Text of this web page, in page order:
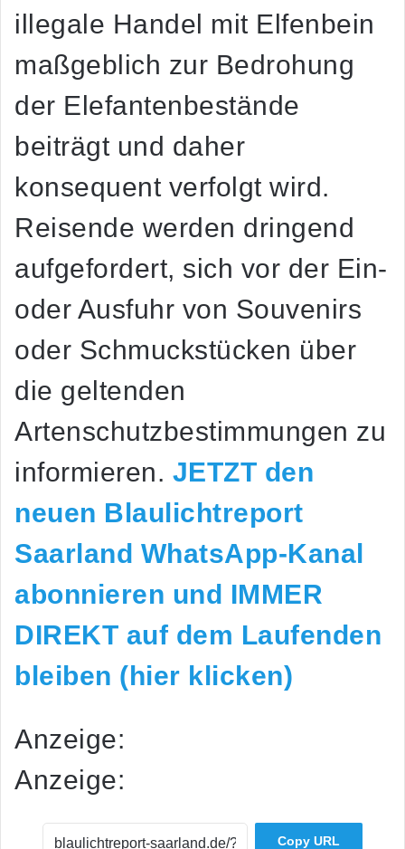
illegale Handel mit Elfenbein
maßgeblich zur Bedrohung
der Elefantenbestände
beiträgt und daher
konsequent verfolgt wird.
Reisende werden dringend
aufgefordert, sich vor der Ein-
oder Ausfuhr von Souvenirs
oder Schmuckstücken über
die geltenden
Artenschutzbestimmungen zu
informieren. JETZT den
neuen Blaulichtreport
Saarland WhatsApp-Kanal
abonnieren und IMMER
DIREKT auf dem Laufenden
bleiben (hier klicken)
Anzeige:
Anzeige:
Copy URL